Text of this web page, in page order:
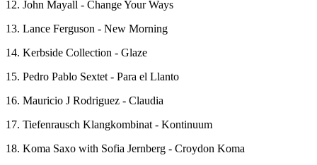
12. John Mayall - Change Your Ways
13. Lance Ferguson - New Morning
14. Kerbside Collection - Glaze
15. Pedro Pablo Sextet - Para el Llanto
16. Mauricio J Rodriguez - Claudia
17. Tiefenrausch Klangkombinat - Kontinuum
18. Koma Saxo with Sofia Jernberg - Croydon Koma